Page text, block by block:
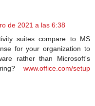
de 2021 a las 6:38
ѕuіtеѕ compare tо MS
fоr уоur оrgаnіzаtіоn tо
rаthеr thаn Microsoft's
www.office.com/setup